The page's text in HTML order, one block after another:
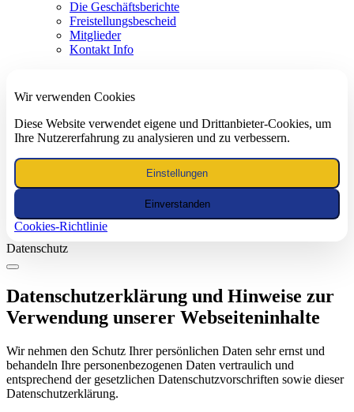
Die Geschäftsberichte
Freistellungsbescheid
Mitglieder
Kontakt Info
Wir verwenden Cookies
Diese Website verwendet eigene und Drittanbieter-Cookies, um
Ihre Nutzererfahrung zu analysieren und zu verbessern.
Einstellungen
Einverstanden
Cookies-Richtlinie
Datenschutz
Datenschutzerklärung und Hinweise zur
Verwendung unserer Webseiteninhalte
Wir nehmen den Schutz Ihrer persönlichen Daten sehr ernst und
behandeln Ihre personenbezogenen Daten vertraulich und
entsprechend der gesetzlichen Datenschutzvorschriften sowie dieser
Datenschutzerklärung.